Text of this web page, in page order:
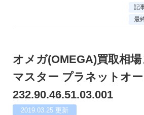
記
最
オメガ(OMEGA)買取相
マスター プラネットオ
232.90.46.51.03.001
2019.03.25 更新